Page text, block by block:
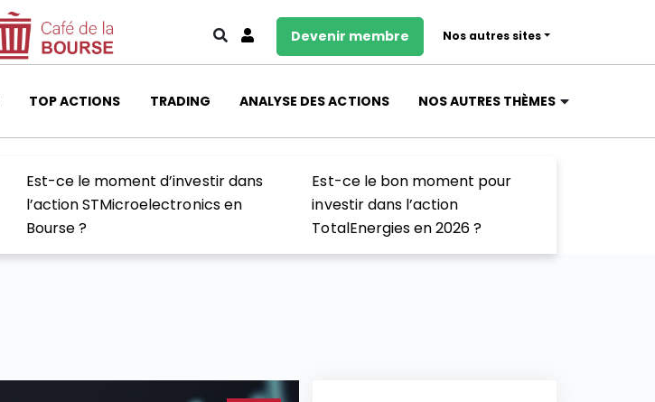
Devenir membre Nos autres sites
TOP ACTIONS TRADING ANALYSE DES ACTIONS NOS AUTRES THÈMES
Est-ce le moment d’investir dans
l’action STMicroelectronics en
Bourse ?
Est-ce le bon moment pour
investir dans l’action
TotalEnergies en 2026 ?